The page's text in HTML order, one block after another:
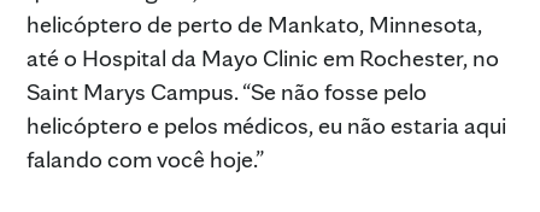
helicóptero de perto de Mankato, Minnesota,
até o Hospital da Mayo Clinic em Rochester, no
Saint Marys Campus. “Se não fosse pelo
helicóptero e pelos médicos, eu não estaria aqui
falando com você hoje.”